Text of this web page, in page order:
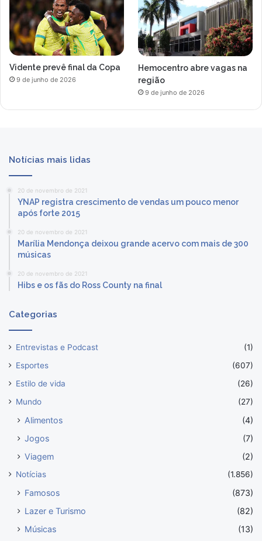
Vidente prevê final da Copa
9 de junho de 2026
Hemocentro abre vagas na
região
9 de junho de 2026
Notícias mais lidas
20 de novembro de 2021
YNAP registra crescimento de vendas um pouco menor
após forte 2015
20 de novembro de 2021
Marília Mendonça deixou grande acervo com mais de 300
músicas
20 de novembro de 2021
Hibs e os fãs do Ross County na final
Categorias
Entrevistas e Podcast
(1)
Esportes
(607)
Estilo de vida
(26)
Mundo
(27)
Alimentos
(4)
Jogos
(7)
Viagem
(2)
Notícias (1.856)
Famosos
(873)
Lazer e Turismo
(82)
Músicas
(13)